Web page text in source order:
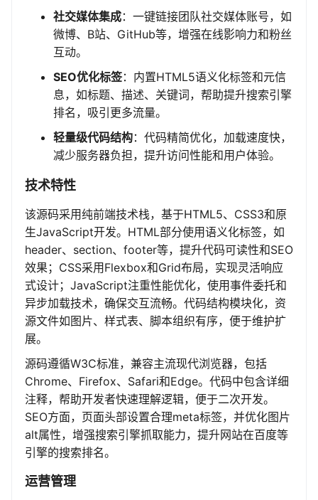
社交媒体集成：一键链接团队社交媒体账号，如
微博、B站、GitHub等，增强在线影响力和粉丝
互动。
SEO优化标签：内置HTML5语义化标签和元信
息，如标题、描述、关键词，帮助提升搜索引擎
排名，吸引更多流量。
轻量级代码结构：代码精简优化，加载速度快，
减少服务器负担，提升访问性能和用户体验。
技术特性
该源码采用纯前端技术栈，基于HTML5、CSS3和原
生JavaScript开发。HTML部分使用语义化标签，如
header、section、footer等，提升代码可读性和SEO
效果；CSS采用Flexbox和Grid布局，实现灵活响应
式设计；JavaScript注重性能优化，使用事件委托和
异步加载技术，确保交互流畅。代码结构模块化，资
源文件如图片、样式表、脚本组织有序，便于维护扩
展。
源码遵循W3C标准，兼容主流现代浏览器，包括
Chrome、Firefox、Safari和Edge。代码中包含详细
注释，帮助开发者快速理解逻辑，便于二次开发。
SEO方面，页面头部设置合理meta标签，并优化图片
alt属性，增强搜索引擎抓取能力，提升网站在百度等
引擎的搜索排名。
运营管理